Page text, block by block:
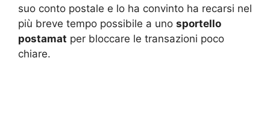
suo conto postale e lo ha convinto ha recarsi nel
più breve tempo possibile a uno sportello
postamat per bloccare le transazioni poco
chiare.